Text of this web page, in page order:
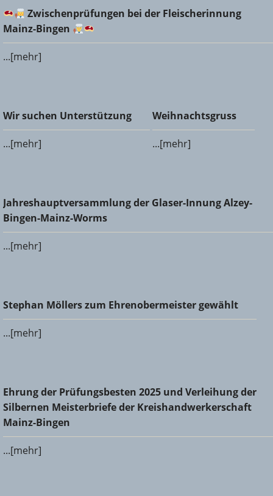
Zwischenprüfungen bei der Fleischerinnung Mainz-
Bingen
Zwischenprüfungen bei der Fleischerinnung
Mainz-Bingen
...[mehr]
Wir suchen Unterstützung
Wir suchen Unterstützung
...[mehr]
Weihnachtsgruss
Weihnachtsgruss
...[mehr]
Jahreshauptversammlung der Glaser-Innung Alzey-Bingen-
Mainz-Worms
Jahreshauptversammlung der Glaser-Innung Alzey-
Bingen-Mainz-Worms
...[mehr]
Stephan Möllers zum Ehrenobermeister gewählt
Stephan Möllers zum Ehrenobermeister gewählt
...[mehr]
Ehrung der Prüfungsbesten 2025 und Verleihung der
Silbernen Meisterbriefe der Kreishandwerkerschaft Mainz-
Bingen
Ehrung der Prüfungsbesten 2025 und Verleihung der
Silbernen Meisterbriefe der Kreishandwerkerschaft
Mainz-Bingen
...[mehr]